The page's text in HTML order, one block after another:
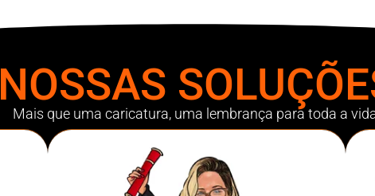
NOSSAS
Mais que uma caricatura, uma lembrança para toda a